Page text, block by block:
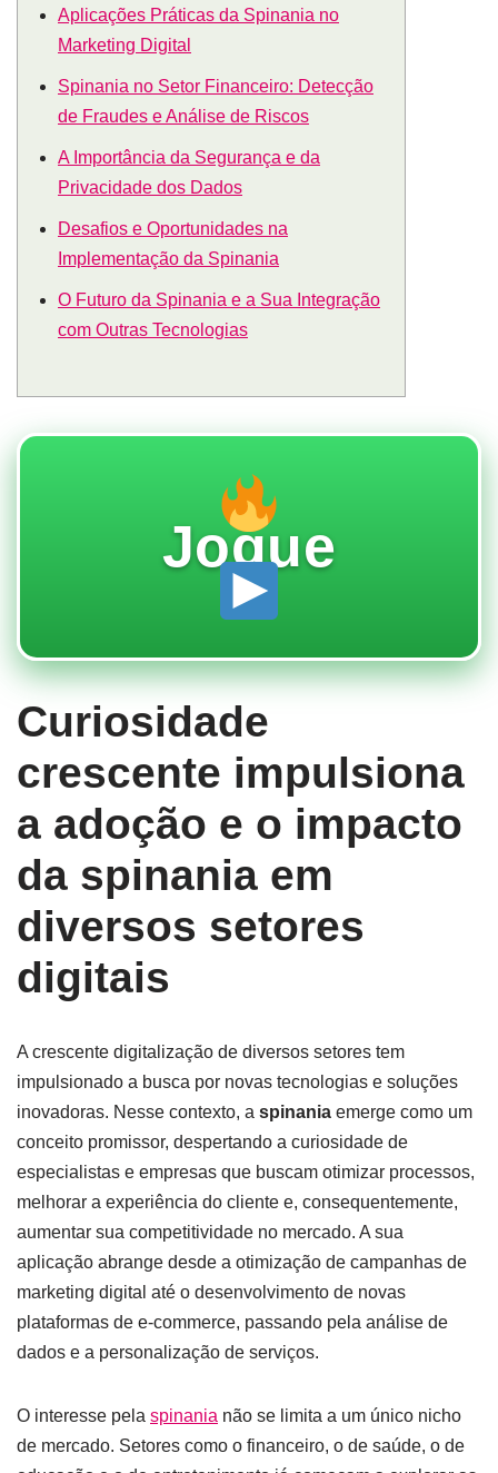
Aplicações Práticas da Spinania no
Marketing Digital
Spinania no Setor Financeiro: Detecção
de Fraudes e Análise de Riscos
A Importância da Segurança e da
Privacidade dos Dados
Desafios e Oportunidades na
Implementação da Spinania
O Futuro da Spinania e a Sua Integração
com Outras Tecnologias
Jogue
Curiosidade
crescente impulsiona
a adoção e o impacto
da spinania em
diversos setores
digitais
A crescente digitalização de diversos setores tem
impulsionado a busca por novas tecnologias e soluções
inovadoras. Nesse contexto, a spinania emerge como um
conceito promissor, despertando a curiosidade de
especialistas e empresas que buscam otimizar processos,
melhorar a experiência do cliente e, consequentemente,
aumentar sua competitividade no mercado. A sua
aplicação abrange desde a otimização de campanhas de
marketing digital até o desenvolvimento de novas
plataformas de e-commerce, passando pela análise de
dados e a personalização de serviços.
O interesse pela spinania não se limita a um único nicho
de mercado. Setores como o financeiro, o de saúde, o de